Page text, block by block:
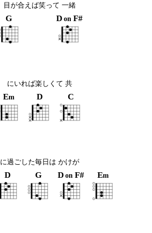
目が合えば笑って 一緒
G D on F#
にいれば楽しくて 共
Em D C
に過ごした毎日は かけが
D G D on F# Em